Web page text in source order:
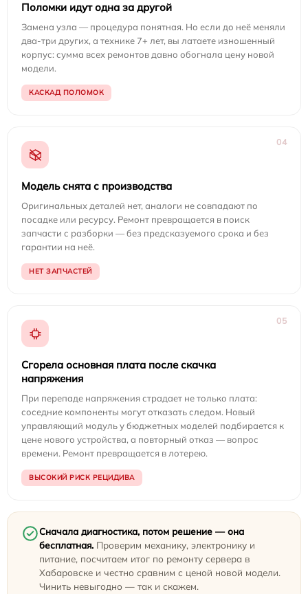
Поломки идут одна за другой
Замена узла — процедура понятная. Но если до неё меняли
два-три других, а технике 7+ лет, вы латаете изношенный
корпус: сумма всех ремонтов давно обогнала цену новой
модели.
КАСКАД ПОЛОМОК
04
Модель снята с производства
Оригинальных деталей нет, аналоги не совпадают по
посадке или ресурсу. Ремонт превращается в поиск
запчасти с разборки — без предсказуемого срока и без
гарантии на неё.
НЕТ ЗАПЧАСТЕЙ
05
Сгорела основная плата после скачка
напряжения
При перепаде напряжения страдает не только плата:
соседние компоненты могут отказать следом. Новый
управляющий модуль у бюджетных моделей подбирается к
цене нового устройства, а повторный отказ — вопрос
времени. Ремонт превращается в лотерею.
ВЫСОКИЙ РИСК РЕЦИДИВА
Сначала диагностика, потом решение — она
бесплатная. Проверим механику, электронику и
питание, посчитаем итог по ремонту сервера в
Хабаровске и честно сравним с ценой новой модели.
Чинить невыгодно — так и скажем.